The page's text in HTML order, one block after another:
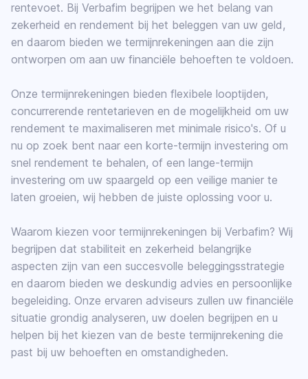
rentevoet. Bij Verbafim begrijpen we het belang van
zekerheid en rendement bij het beleggen van uw geld,
en daarom bieden we termijnrekeningen aan die zijn
ontworpen om aan uw financiële behoeften te voldoen.
Onze termijnrekeningen bieden flexibele looptijden,
concurrerende rentetarieven en de mogelijkheid om uw
rendement te maximaliseren met minimale risico's. Of u
nu op zoek bent naar een korte-termijn investering om
snel rendement te behalen, of een lange-termijn
investering om uw spaargeld op een veilige manier te
laten groeien, wij hebben de juiste oplossing voor u.
Waarom kiezen voor termijnrekeningen bij Verbafim? Wij
begrijpen dat stabiliteit en zekerheid belangrijke
aspecten zijn van een succesvolle beleggingsstrategie
en daarom bieden we deskundig advies en persoonlijke
begeleiding. Onze ervaren adviseurs zullen uw financiële
situatie grondig analyseren, uw doelen begrijpen en u
helpen bij het kiezen van de beste termijnrekening die
past bij uw behoeften en omstandigheden.